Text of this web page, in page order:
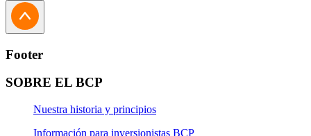
Footer
SOBRE EL BCP
Nuestra historia y principios
Información para inversionistas BCP